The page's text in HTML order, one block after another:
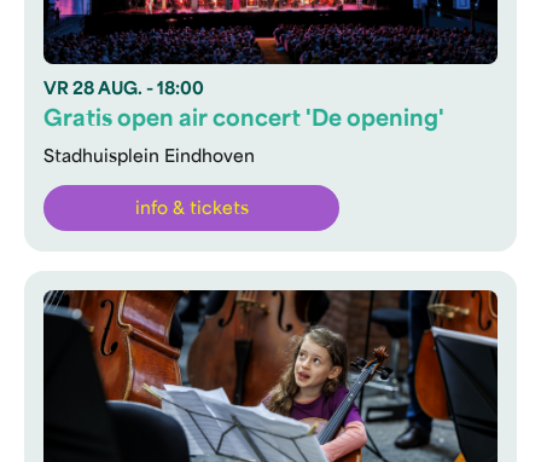
VR 28 AUG. - 18:00
Stadhuisplein Eindhoven
Gratis open air concert 'De opening'
info & tickets